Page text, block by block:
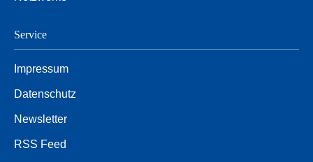
Service
Impressum
Datenschutz
Newsletter
RSS Feed